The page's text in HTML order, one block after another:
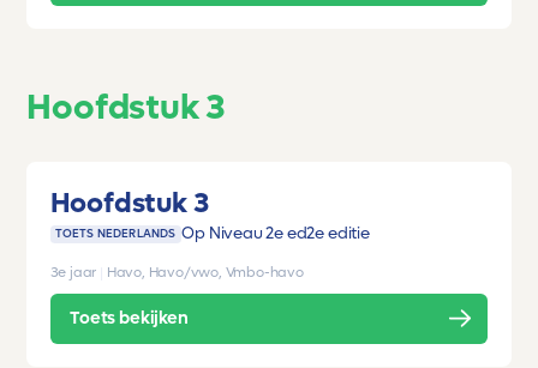
Hoofdstuk 3
Hoofdstuk 3
TOETS NEDERLANDS Op Niveau 2e ed2e editie
3e jaar Havo, Havo/vwo, Vmbo-havo
Toets bekijken